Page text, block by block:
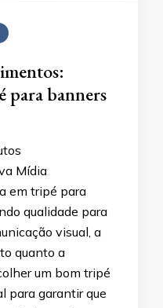
para banners
Mídia
em tripé para
qualidade para
visual, a
quanto a
um bom tripé
para garantir que